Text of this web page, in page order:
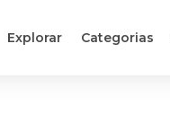
Explorar Categorias